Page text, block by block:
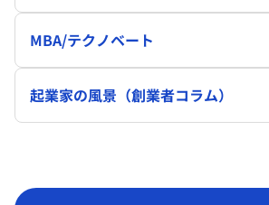
MBA/テクノベート
起業家の風景（創業者コラム）